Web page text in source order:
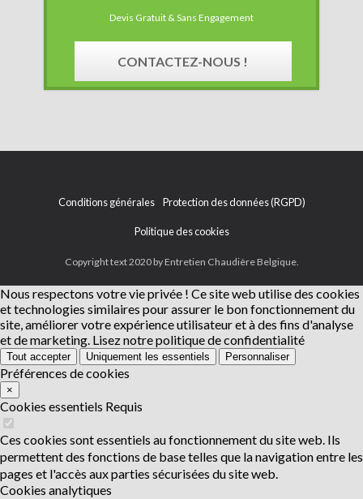
Devis Gratuit & Sans Engagement
CONTACTEZ-NOUS !
Conditions générales Protection des données (RGPD)
Politique des cookies
Copyright text 2020 by Entretien Chaudière Belgique.
Nous respectons votre vie privée ! Ce site web utilise des cookies
et technologies similaires pour assurer le bon fonctionnement du
site, améliorer votre expérience utilisateur et à des fins d'analyse
et de marketing. Lisez notre politique de confidentialité
Tout accepter Uniquement les essentiels Personnaliser
Préférences de cookies
×
Cookies essentiels Requis
Ces cookies sont essentiels au fonctionnement du site web. Ils
permettent des fonctions de base telles que la navigation entre les
pages et l'accès aux parties sécurisées du site web.
Cookies analytiques